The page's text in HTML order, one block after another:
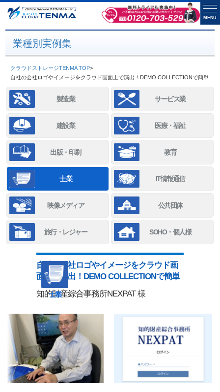
業種別実例集
クラウドストレージTENMA TOP>
自社の会社ロゴやイメージをクラウド画面上で演出！DEMO COLLECTIONで簡単
製造業 サービス業
建設業 医療・福祉
出版・印刷 教育
士業 IT情報通信
映像メディア 公共団体
旅行・レジャー SOHO・個人様
士業
自社の会社ロゴやイメージをクラウド画
面上で演出！DEMO COLLECTIONで簡単
知的財産綜合事務所NEXPAT 様
MENU